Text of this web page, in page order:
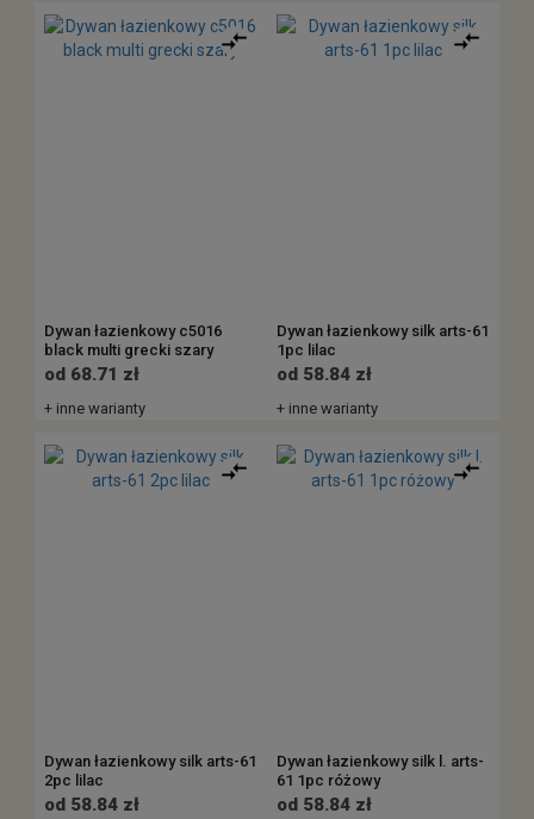
Dywan łazienkowy c5016
black multi grecki szary
od 68.71 zł
+ inne warianty
Dywan łazienkowy silk arts-61
1pc lilac
od 58.84 zł
+ inne warianty
Dywan łazienkowy silk arts-61
2pc lilac
od 58.84 zł
Dywan łazienkowy silk l. arts-
61 1pc różowy
od 58.84 zł